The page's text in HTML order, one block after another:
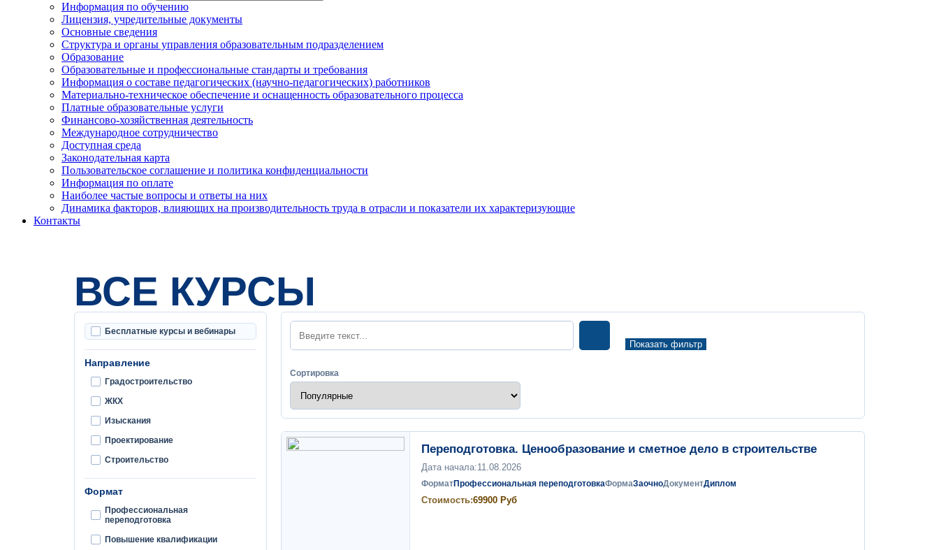
Информация по обучению
Лицензия, учредительные документы
Основные сведения
Структура и органы управления образовательным подразделением
Образование
Образовательные и профессиональные стандарты и требования
Информация о составе педагогических (научно-педагогических) работников
Материально-техническое обеспечение и оснащенность образовательного процесса
Платные образовательные услуги
Финансово-хозяйственная деятельность
Международное сотрудничество
Доступная среда
Законодательная карта
Пользовательское соглашение и политика конфиденциальности
Информация по оплате
Наиболее частые вопросы и ответы на них
Динамика факторов, влияющих на производительность труда в отрасли и показатели их характеризующие
Контакты
ВСЕ КУРСЫ
Бесплатные курсы и вебинары
Направление
Градостроительство
ЖКХ
Изыскания
Проектирование
Строительство
Формат
Профессиональная
переподготовка
Повышение квалификации
Показать фильтр
Сортировка
Переподготовка. Ценообразование и сметное дело в строительстве
Дата начала:11.08.2026
ФорматПрофессиональная переподготовкаФормаЗаочноДокументДиплом
Стоимость:69900 Руб